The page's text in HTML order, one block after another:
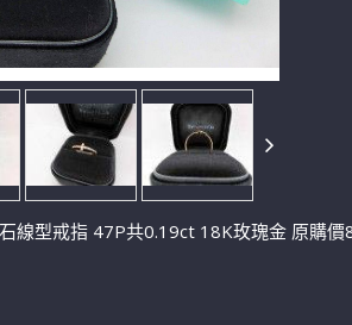
線型戒指 47P共0.19ct 18K玫瑰金 原購